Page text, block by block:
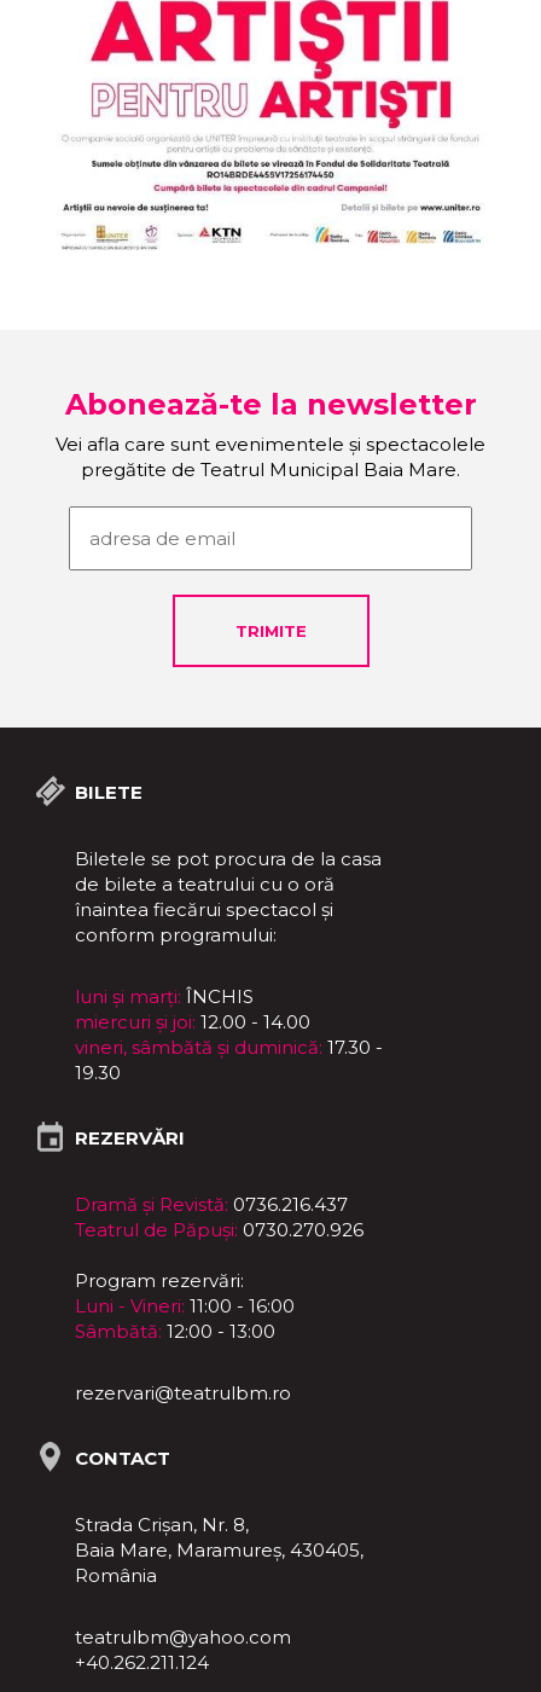
Abonează-te la newsletter
Vei afla care sunt evenimentele și spectacolele
pregătite de Teatrul Municipal Baia Mare.
BILETE
Biletele se pot procura de la casa
de bilete a teatrului cu o oră
înaintea fiecărui spectacol și
conform programului:
luni și marți: ÎNCHIS
miercuri și joi: 12.00 - 14.00
vineri, sâmbătă și duminică: 17.30 -
19.30
REZERVĂRI
Dramă și Revistă: 0736.216.437
Teatrul de Păpuși: 0730.270.926
Program rezervări:
Luni - Vineri: 11:00 - 16:00
Sâmbătă: 12:00 - 13:00
rezervari@teatrulbm.ro
CONTACT
Strada Crișan, Nr. 8,
Baia Mare, Maramureş, 430405,
România
teatrulbm@yahoo.com
+40.262.211.124